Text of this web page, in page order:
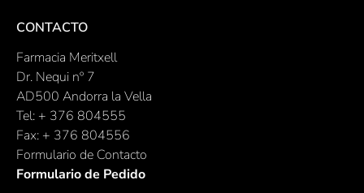
CONTACTO
Farmacia Meritxell
Dr. Nequi nº 7
AD500 Andorra la Vella
Tel: + 376 804555
Fax: + 376 804556
Formulario de Contacto
Formulario de Pedido